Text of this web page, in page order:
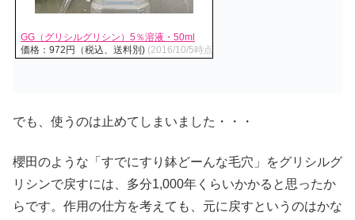
GG（グリシルグリシン）5％溶液・50ml
価格：972円（税込、送料別) (2016/10/5時点)
でも、使うのは止めてしまいました・・・
櫻田のような「すでにすり鉢どーんな毛穴」をグリシルグ
リシンで戻すには、多分1,000年くらいかかると思ったか
らです。作用の仕方を考えても、元に戻すというのはかな